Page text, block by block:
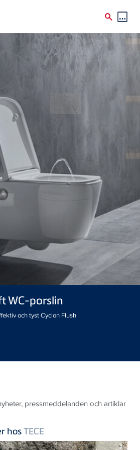
WC-porslin
och tyst Cyclon Flush
pressmeddelanden och artiklar
hosTECE